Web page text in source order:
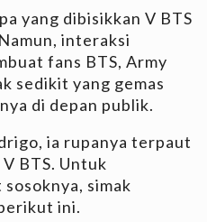
yang dibisikkan V BTS
interaksi
fans BTS, Army
sedikit yang gemas
di depan publik.
ia rupanya terpaut
BTS. Untuk
simak
ini.